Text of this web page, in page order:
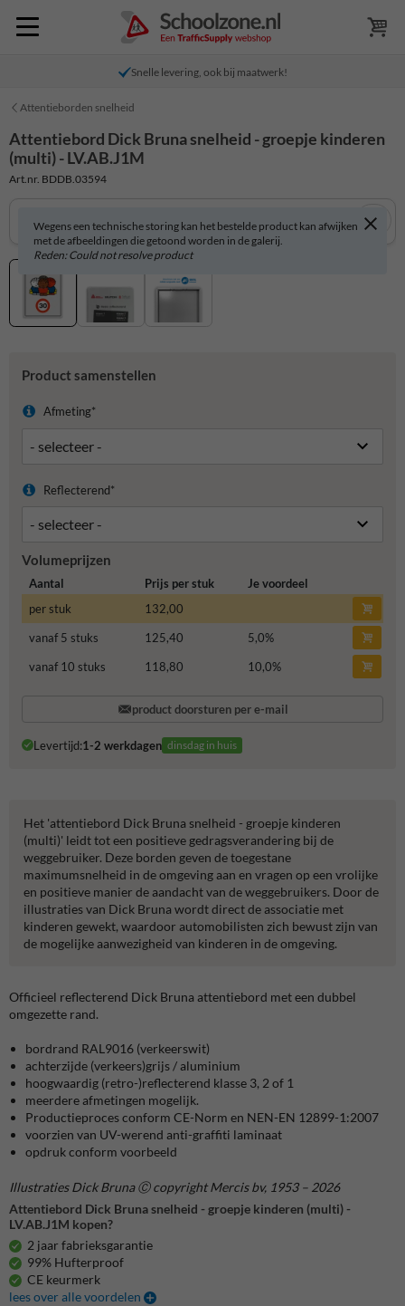
Snelle levering, ook bij maatwerk!
Attentieborden snelheid
Attentiebord Dick Bruna snelheid - groepje kinderen
(multi) - LV.AB.J1M
Art.nr. BDDB.03594
Wegens een technische storing kan het bestelde product kan afwijken
met de afbeeldingen die getoond worden in de galerij.
Reden: Could not resolve product
Product samenstellen
Afmeting*
Reflecterend*
Volumeprijzen
Aantal Prijs per stuk
Je voordeel
per stuk
132,00
vanaf 5 stuks
125,40 5,0%
vanaf 10 stuks
118,80 10,0%
product doorsturen per e-mail
Levertijd:1-2 werkdagen dinsdag in huis
Het 'attentiebord Dick Bruna snelheid - groepje kinderen
(multi)' leidt tot een positieve gedragsverandering bij de
weggebruiker. Deze borden geven de toegestane
maximumsnelheid in de omgeving aan en vragen op een vrolijke
en positieve manier de aandacht van de weggebruikers. Door de
illustraties van Dick Bruna wordt direct de associatie met
kinderen gewekt, waardoor automobilisten zich bewust zijn van
de mogelijke aanwezigheid van kinderen in de omgeving.
Officieel reflecterend Dick Bruna attentiebord met een dubbel
omgezette rand.
bordrand RAL9016 (verkeerswit)
achterzijde (verkeers)grijs / aluminium
hoogwaardig (retro-)reflecterend klasse 3, 2 of 1
meerdere afmetingen mogelijk.
Productieproces conform CE-Norm en NEN-EN 12899-1:2007
voorzien van UV-werend anti-graffiti laminaat
opdruk conform voorbeeld
Illustraties Dick Bruna Ⓒ copyright Mercis bv, 1953 – 2026
Attentiebord Dick Bruna snelheid - groepje kinderen (multi) -
LV.AB.J1M kopen?
2 jaar fabrieksgarantie
99% Hufterproof
CE keurmerk
lees over alle voordelen